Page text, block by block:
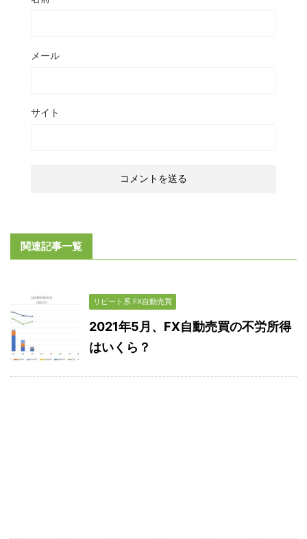
メール
サイト
関連記事一覧
リピート系 FX自動売買
2021年5月、FX自動売買の不労所得
はいくら？